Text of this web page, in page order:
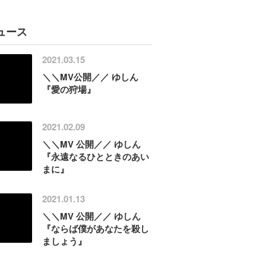
ース
2021.03.15
＼＼MV公開／／ ゆしん
『愛の狩場』
2021.02.09
＼＼MV 公開／／ ゆしん
『永遠なるひとときのあい
まに』
2021.01.13
＼＼MV 公開／／ ゆしん
『ならば僕があなたを殺し
ましょう』